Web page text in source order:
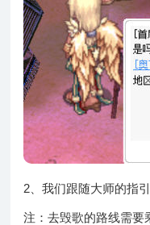
2、我们跟随大师的指
注：去毁歌的路线需要